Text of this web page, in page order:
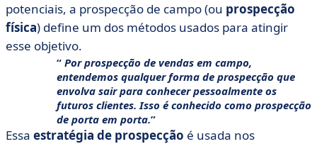
potenciais, a prospecção de campo (ou prospecção
física) define um dos métodos usados para atingir
esse objetivo.
Por prospecção de vendas em campo,
entendemos qualquer forma de prospecção que
envolva sair para conhecer pessoalmente os
futuros clientes. Isso é conhecido como prospecção
de porta em porta.
Essa estratégia de prospecção é usada nos